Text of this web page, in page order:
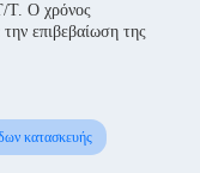
T. Ο χρόνος
επιβεβαίωση της
κατασκευής